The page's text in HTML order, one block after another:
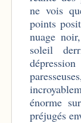
ne vois
points
nuage
soleil
énorme
préjugés